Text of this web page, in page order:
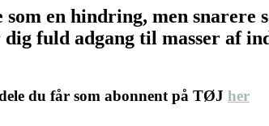
som en hindring, men
fuld adgang til masser af
du får som abonnent på TØJ her